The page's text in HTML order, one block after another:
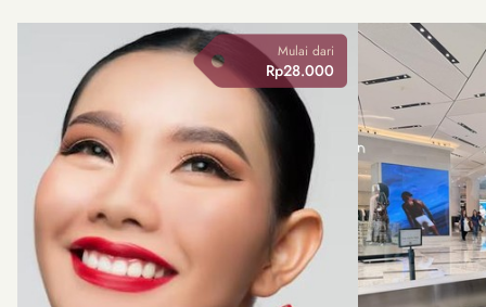
Mulai dari
Rp28.000